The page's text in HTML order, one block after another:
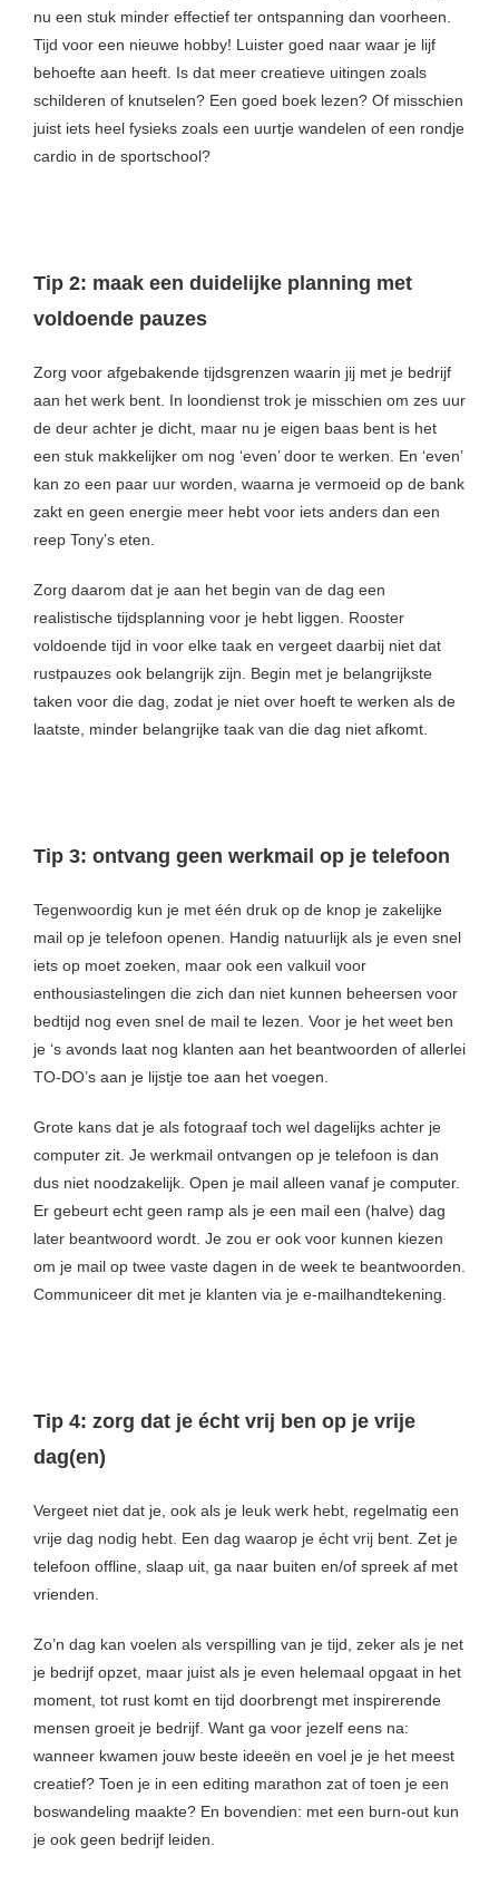
nu een stuk minder effectief ter ontspanning dan voorheen.
Tijd voor een nieuwe hobby! Luister goed naar waar je lijf
behoefte aan heeft. Is dat meer creatieve uitingen zoals
schilderen of knutselen? Een goed boek lezen? Of misschien
juist iets heel fysieks zoals een uurtje wandelen of een rondje
cardio in de sportschool?
Tip 2: maak een duidelijke planning met
voldoende pauzes
Zorg voor afgebakende tijdsgrenzen waarin jij met je bedrijf
aan het werk bent. In loondienst trok je misschien om zes uur
de deur achter je dicht, maar nu je eigen baas bent is het
een stuk makkelijker om nog ‘even’ door te werken. En ‘even’
kan zo een paar uur worden, waarna je vermoeid op de bank
zakt en geen energie meer hebt voor iets anders dan een
reep Tony’s eten.
Zorg daarom dat je aan het begin van de dag een
realistische tijdsplanning voor je hebt liggen. Rooster
voldoende tijd in voor elke taak en vergeet daarbij niet dat
rustpauzes ook belangrijk zijn. Begin met je belangrijkste
taken voor die dag, zodat je niet over hoeft te werken als de
laatste, minder belangrijke taak van die dag niet afkomt.
Tip 3: ontvang geen werkmail op je telefoon
Tegenwoordig kun je met één druk op de knop je zakelijke
mail op je telefoon openen. Handig natuurlijk als je even snel
iets op moet zoeken, maar ook een valkuil voor
enthousiastelingen die zich dan niet kunnen beheersen voor
bedtijd nog even snel de mail te lezen. Voor je het weet ben
je ‘s avonds laat nog klanten aan het beantwoorden of allerlei
TO-DO’s aan je lijstje toe aan het voegen.
Grote kans dat je als fotograaf toch wel dagelijks achter je
computer zit. Je werkmail ontvangen op je telefoon is dan
dus niet noodzakelijk. Open je mail alleen vanaf je computer.
Er gebeurt echt geen ramp als je een mail een (halve) dag
later beantwoord wordt. Je zou er ook voor kunnen kiezen
om je mail op twee vaste dagen in de week te beantwoorden.
Communiceer dit met je klanten via je e-mailhandtekening.
Tip 4: zorg dat je écht vrij ben op je vrije
dag(en)
Vergeet niet dat je, ook als je leuk werk hebt, regelmatig een
vrije dag nodig hebt. Een dag waarop je écht vrij bent. Zet je
telefoon offline, slaap uit, ga naar buiten en/of spreek af met
vrienden.
Zo’n dag kan voelen als verspilling van je tijd, zeker als je net
je bedrijf opzet, maar juist als je even helemaal opgaat in het
moment, tot rust komt en tijd doorbrengt met inspirerende
mensen groeit je bedrijf. Want ga voor jezelf eens na:
wanneer kwamen jouw beste ideeën en voel je je het meest
creatief? Toen je in een editing marathon zat of toen je een
boswandeling maakte? En bovendien: met een burn-out kun
je ook geen bedrijf leiden.